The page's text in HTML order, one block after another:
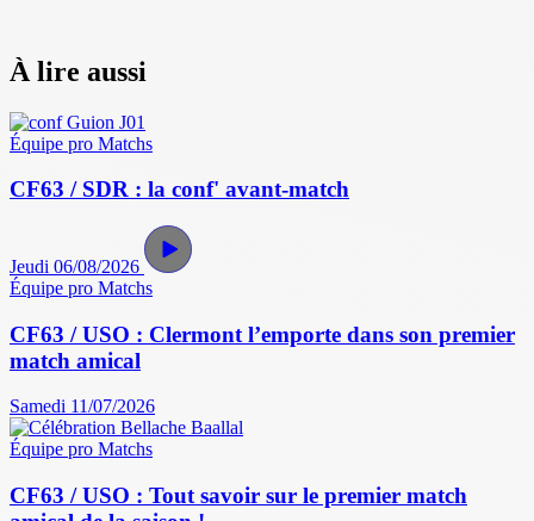
À lire aussi
Équipe pro Matchs
CF63 / SDR : la conf' avant-match
Jeudi 06/08/2026
Équipe pro Matchs
CF63 / USO : Clermont l’emporte dans son premier
match amical
Samedi 11/07/2026
Équipe pro Matchs
CF63 / USO : Tout savoir sur le premier match